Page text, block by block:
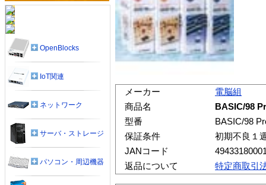
メーカー
電脳組
商品名
BASIC/98
型番
BASIC/98
保証条件
初期不良１
JANコード
返品について
特定商取引
OpenBlocks
IoT関連
ネットワーク
サーバ・ストレージ
パソコン・周辺機器